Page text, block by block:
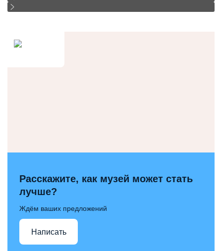
Расскажите, как музей может стать
лучше?
Ждём ваших предложений
Написать